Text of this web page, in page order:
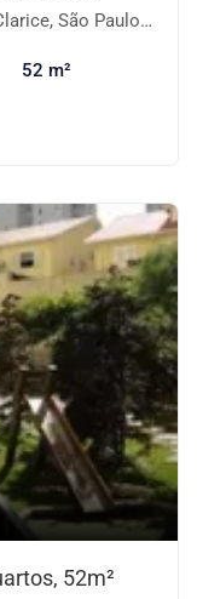
São Paulo-SP
52 m²
52m²